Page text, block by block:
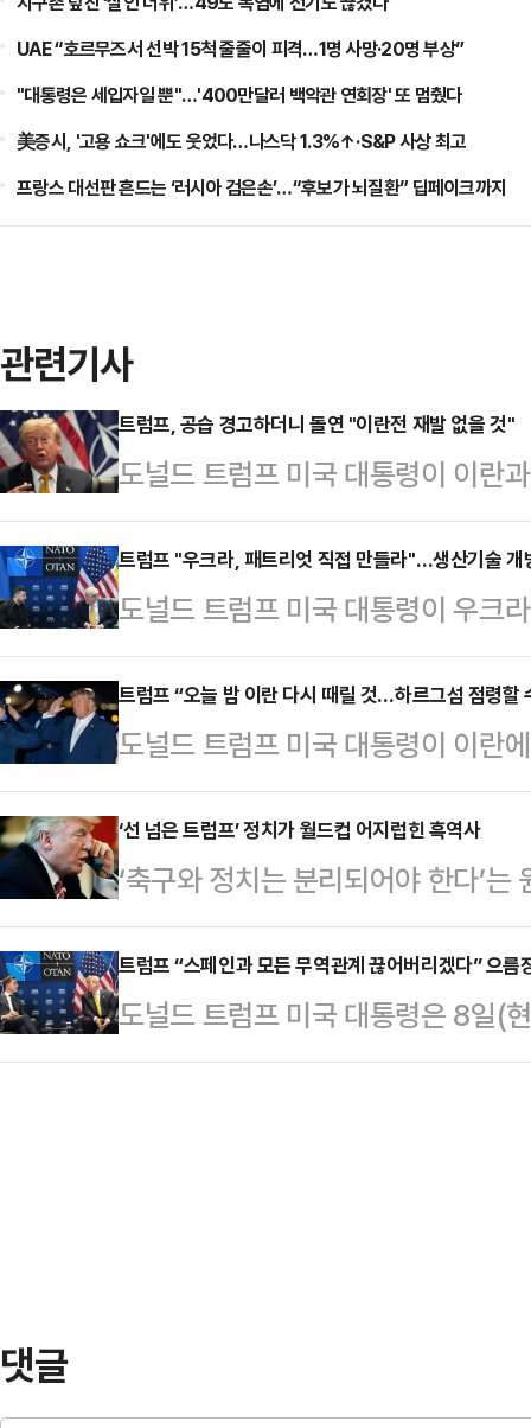
UAE “호르무즈서 선박 15척 줄줄이 피격…1명 사망·20명 부상”
"대통령은 세입자일 뿐"…'400만달러 백악관 연회장' 또 멈췄다
美증시, '고용 쇼크'에도 웃었다…나스닥 1.3%↑·S&P 사상 최고
프랑스 대선판 흔드는 ‘러시아 검은손’…“후보가 뇌질환” 딥페이크까지
관련기사
트럼프, 공습 경고하더니 돌연 "이란전 재발 없을 것"
도널드 트럼프 미국 대통령이 이란
않다고 밝혔다. 이란을 향해 추가
강경 발언을 이어온 것과 비교하면
에 따르면 트럼프 대통령은 8일(현
정상회의 참석차 방문한 튀르키예
이 다시 시작될 것으로 생각하지 않
해결될 것"이라며 전면적인 군사
했다.트럼프 대통령은 …
트럼프 "우크라, 패트리엇 직접 만들라"…생산기술 개
도널드 트럼프 미국 대통령이 우크
엇 미사일의 현지 생산을 허용하겠
기술까지 이전하겠다는 뜻을 밝힌
8일(현지시간) 튀르키예 앙카라에
정상회의를 계기로 볼로디미르 젤
리는 우크라이나에 패트리엇을 생
제 우리가 충분히 공급하지 않는다
다"고 말했다.패트리엇은 현재 …
트럼프 “오늘 밤 이란 다시 때릴 것…하르그섬 점령할
도널드 트럼프 미국 대통령이 이란
다.로이터통신에 따르면 트럼프 대
서 열린 나토(NATO·북대서양조약
이란을 다시 강하게 때릴 것”이라
결된 미·이란 임시 합의에 대해서
하는 것은 시간 낭비”라며 이란이
은 호르무즈 해협 긴장이 다시 고조
이트의 미군 시설,…
‘선 넘은 트럼프’ 정치가 월드컵 어지럽힌 흑역사
‘축구와 정치는 분리되어야 한다’
해 흔들리고 있다.국제축구연맹
의 2026 FIFA 북중미 월드컵 16강
발로건에 대한 징계를 유예한다고
르체고비나와의 32강전에서 상대
트럼프 “스페인과 모든 무역관계 끊어버리겠다” 으름
도널드 트럼프 미국 대통령은 8일(
구)에 대한 스페인의 기여가 충분
댓글